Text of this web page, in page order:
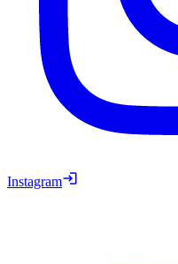
Instagram